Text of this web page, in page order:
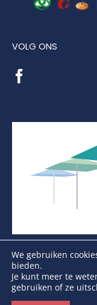
VOLG ONS
Copyright
We gebruiken
bieden.
Je kunt meer te
gebruiken of ze